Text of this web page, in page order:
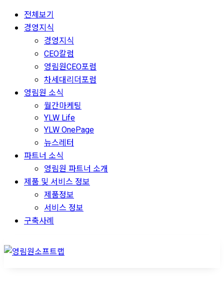
전체보기
경영지식
경영지식
CEO칼럼
영림원CEO포럼
차세대리더포럼
영림원 소식
월간마케팅
YLW Life
YLW OnePage
뉴스레터
파트너 소식
영림원 파트너 소개
제품 및 서비스 정보
제품정보
서비스 정보
구축사례